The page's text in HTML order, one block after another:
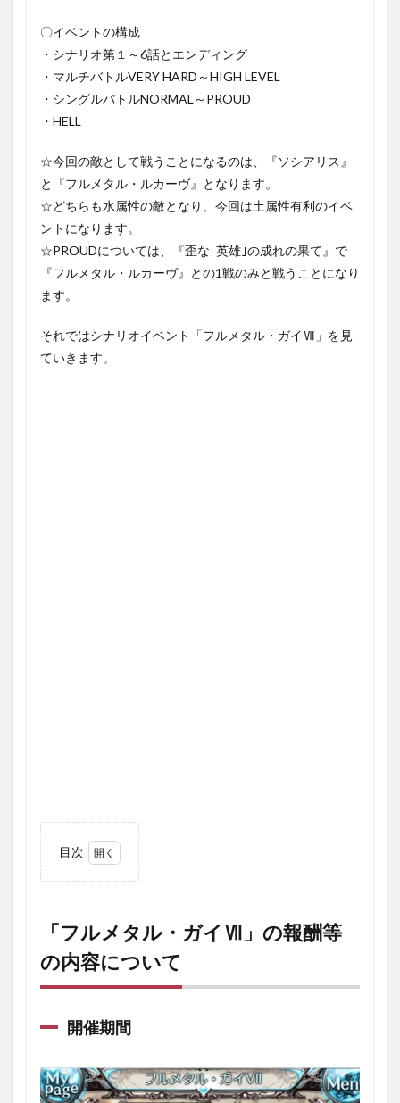
〇イベントの構成
・シナリオ第１～6話とエンディング
・マルチバトルVERY HARD～HIGH LEVEL
・シングルバトルNORMAL～PROUD
・HELL
☆今回の敵として戦うことになるのは、『ソシアリス』
と『フルメタル・ルカーヴ』となります。
☆どちらも水属性の敵となり、今回は土属性有利のイベ
ントになります。
☆PROUDについては、『歪な｢英雄｣の成れの果て』で
『フルメタル・ルカーヴ』との1戦のみと戦うことになり
ます。
それではシナリオイベント「フルメタル・ガイⅦ」を見
ていきます。
目次
タ
ル・
ガイ
Ⅶ」
の報
の内
容に
て
1.1
「フルメタル・ガイⅦ」の報酬等
の内容について
開催期間